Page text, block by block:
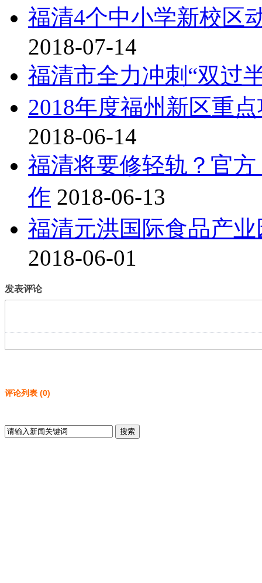
福清4个中小学新校区
2018-07-14
福清市全力冲刺“双过
2018年度福州新区重
2018-06-14
福清将要修轻轨？官
作 2018-06-13
福清元洪国际食品产
2018-06-01
发表评论
评论列表 (0)